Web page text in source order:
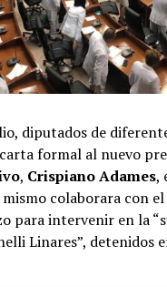
diputados de
formal al nuevo
, Crispiano Adames,
colaborara con
para intervenir en la
Linares”, detenidos